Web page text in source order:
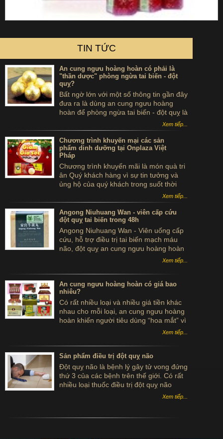
TIN TỨC
An cung ngưu hoàng hoàn có phải là
"thần dược" phòng ngừa tai biến - đột
quỵ?
Bất ngờ lớn với một số thông tin gần đây
đưa ra là dùng an cung ngưu hoàng
hoàn để phòng ngừa tai biến - đột quỵ là
...tự sát. Thực hư sản phẩm này ra sao,
có thể dùng để phòng tai biến - đột quỵ
không?
Xem tiếp...
Chương trình khuyến mại các sản
phẩm dinh dưỡng tại Onplaza Việt
Pháp
Chương trình khuyến mãi là món quà tri
ân Quý khách hàng vì sự tin tưởng và
ủng hộ của quý khách trong suốt thời
Xem tiếp...
Angong Niuhuang Wan - viên cấp cứu
đột quỵ tai biến trong 48h
Angong Niuhuang Wan - Viên uống cấp
cứu, hỗ trợ điều trị tai biến mạch máu
não, đột quỵ an cung ngưu hoàng hoàn
hộp gỗ màu xanh bắc kinh đồng nhân
Xem tiếp...
An cung ngưu hoàng hoàn có giá bao
nhiêu?
Có rất nhiều loại và nhiều giá tiền khác
nhau cho mỗi loại, an cung ngưu hoàng
hoàn khiến người tiêu dùng “hoa mắt” vì
không biết đâu mới là giá tốt cho sản
hỏi khách hàng phải khá cẩn thận khi
chọn lựa sản phẩm.
Xem tiếp...
Sản phẩm điều trị đột quỵ não
Đột quỵ não là bệnh lý gây tử vong đứng
thứ 3 của các bệnh trên thế giới. Có rất
nhiều loại thuốc điều trị đột quỵ não
Đông y đang được dùng trong việc chữa
Xem tiếp...